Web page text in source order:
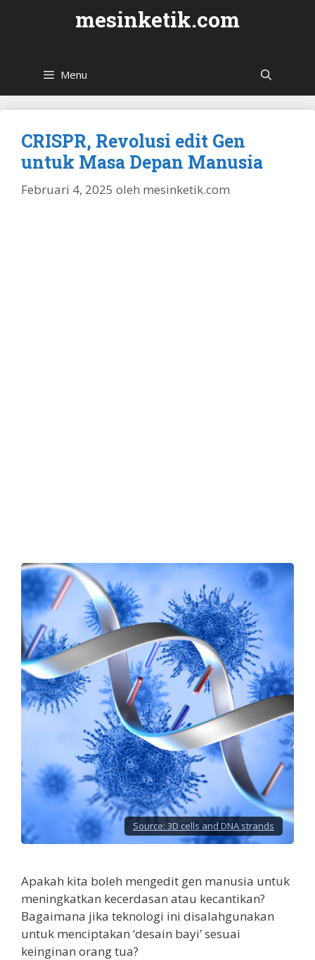
mesinketik.com
Menu
CRISPR, Revolusi edit Gen
untuk Masa Depan Manusia
Februari 4, 2025 oleh mesinketik.com
Source: 3D cells and DNA strands
Apakah kita boleh mengedit gen manusia untuk
meningkatkan kecerdasan atau kecantikan?
Bagaimana jika teknologi ini disalahgunakan
untuk menciptakan ‘desain bayi’ sesuai
keinginan orang tua?